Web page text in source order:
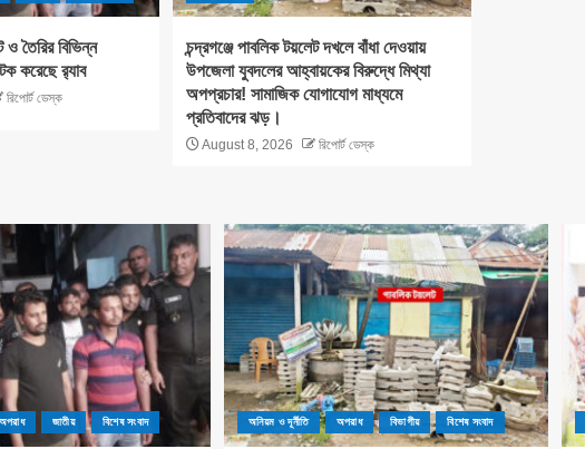
তৈরির বিভিন্ন
করেছে র‌্যাব
রিপোর্ট ডেস্ক
চন্দ্রগঞ্জে পাবলিক টয়লেট দখলে বাঁধা দেওয়ায়
উপজেলা যুবদলের আহ্বায়কের বিরুদ্ধে মিথ্যা
অপপ্রচার! সামাজিক যোগাযোগ মাধ্যমে
প্রতিবাদের ঝড়।
August 8, 2026 রিপোর্ট ডেস্ক
অপরাধ জাতীয় বিশেষ সংবাদ অনিয়ম ও দূর্নীতি অপরাধ বিভাগীয় বিশেষ সংবাদ